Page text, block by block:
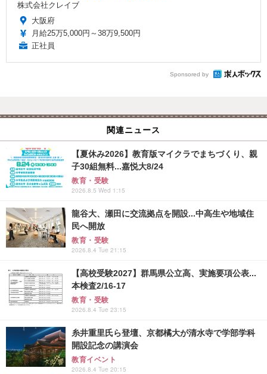
株式会社クレイブ
大阪府
月給25万5,000円～38万9,500円
正社員
Sponsored by
関連ニュース
【夏休み2026】教育版マイクラでまちづくり、親
子30組無料...嘉悦大8/24
教育・受験
2026.8.5 Wed 1:15
龍谷大、瀬田に交流拠点を開設...中高生や地域住
民へ開放
教育・受験
2026.8.4 Tue 21:15
【高校受験2027】群馬県公立高、実施要項公表...
本検査2/16-17
教育・受験
2026.8.4 Tue 23:15
糸井重里氏ら登壇、京都橘大が清水寺で学部学科
開設記念の講演会
教育イベント
2026.8.4 Tue 20:15